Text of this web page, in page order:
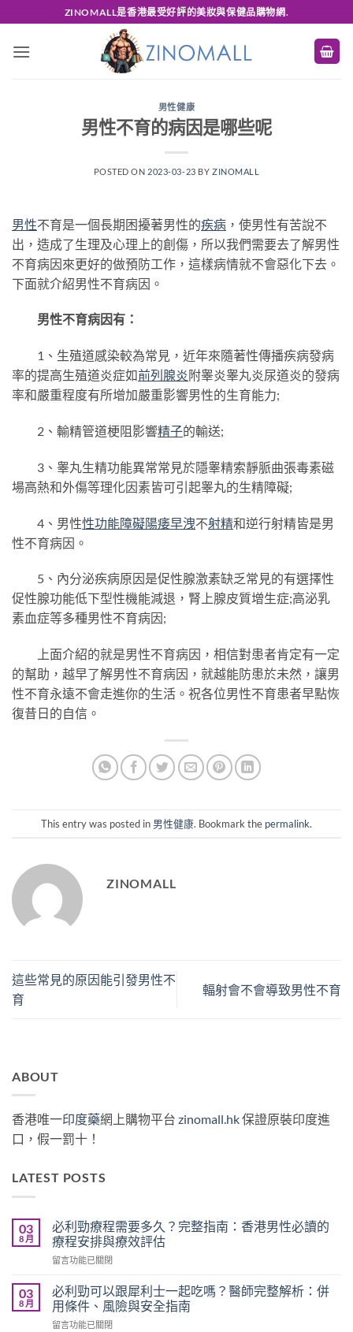
to
content
ZINOMALL是香港最受好評的美妝與保健品購物網.
男性健康
男性不育的病因是哪些呢
POSTED ON 2023-03-23 BY ZINOMALL
男性不育是一個長期困擾著男性的疾病 ，使男性有苦說不
出，造成了生理及心理上的創傷，所以我們需要去了解男性
不育病因來更好的做預防工作，這樣病情就不會惡化下去。
下面就介紹男性不育病因。
男性不育病因有：
1、生殖道感染較為常見，近年來隨著性傳播疾病發病
率的提高生殖道炎症如前列腺炎附睾炎睾丸炎尿道炎的發病
率和嚴重程度有所增加嚴重影響男性的生育能力;
2、輸精管道梗阻影響精子的輸送;
3、睾丸生精功能異常常見於隱睾精索靜脈曲張毒素磁
場高熱和外傷等理化因素皆可引起睾丸的生精障礙;
4、男性性功能障礙陽痿早洩不射精和逆行射精皆是男
性不育病因。
5、內分泌疾病原因是促性腺激素缺乏常見的有選擇性
促性腺功能低下型性機能減退，腎上腺皮質增生症;高泌乳
素血症等多種男性不育病因;
上面介紹的就是男性不育病因，相信對患者肯定有一定
的幫助，越早了解男性不育病因，就越能防患於未然，讓男
性不育永遠不會走進你的生活。祝各位男性不育患者早點恢
復昔日的自信。
This entry was posted in 男性健康. Bookmark the permalink.
ZINOMALL
這些常見的原因能引發男性不
育
輻射會不會導致男性不育
ABOUT
香港唯一印度藥網上購物平台 zinomall.hk保證原裝印度進
口，假一罰十！
LATEST POSTS
03
8 月
必利勁療程需要多久？完整指南：香港男性必讀的
療程安排與療效評估
在
利
勁
療
程
留言功能已關閉
03
8 月
必利勁可以跟犀利士一起吃嗎？醫師完整解析：併
用條件、風險與安全指南
在
留言功能已關閉